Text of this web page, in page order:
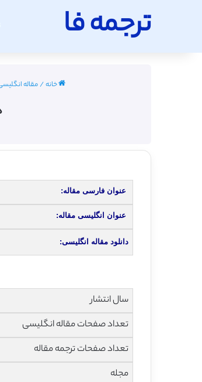
ترجمه فا
خانه/مقاله انگلیسی
عنوان فارسی مقاله:
عنوان انگلیسی مقاله:
دانلود مقاله انگلیسی:
سال انتشار
تعداد صفحات مقاله انگلیسی
تعداد صفحات ترجمه مقاله
مجله